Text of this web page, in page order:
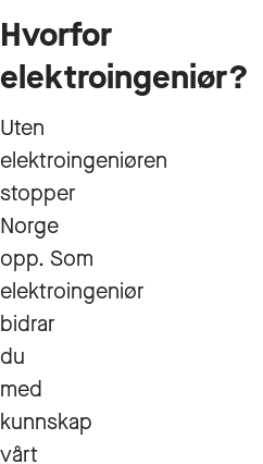
Hvorfor
elektroingeniør?
Uten
elektroingeniøren
stopper
Norge
opp. Som
elektroingeniør
bidrar
du
med
kunnskap
vårt